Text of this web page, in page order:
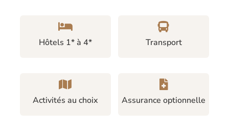
Hôtels 1* à 4* Transport
Activités au choix Assurance optionnelle